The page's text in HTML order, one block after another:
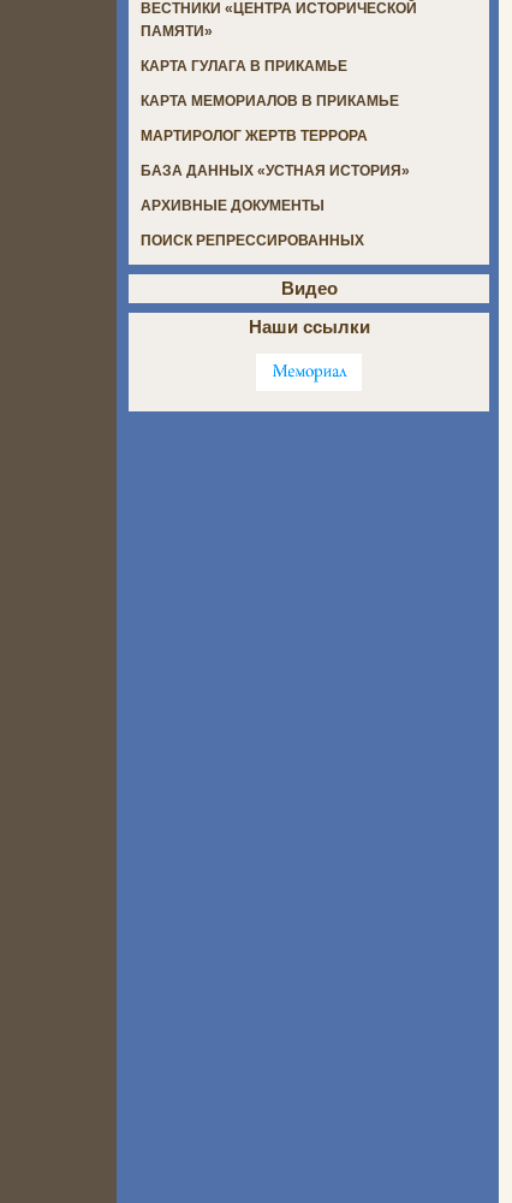
ВЕСТНИКИ «ЦЕНТРА ИСТОРИЧЕСКОЙ
ПАМЯТИ»
КАРТА ГУЛАГА В ПРИКАМЬЕ
КАРТА МЕМОРИАЛОВ В ПРИКАМЬЕ
МАРТИРОЛОГ ЖЕРТВ ТЕРРОРА
БАЗА ДАННЫХ «УСТНАЯ ИСТОРИЯ»
АРХИВНЫЕ ДОКУМЕНТЫ
ПОИСК РЕПРЕССИРОВАННЫХ
Видео
Наши ссылки